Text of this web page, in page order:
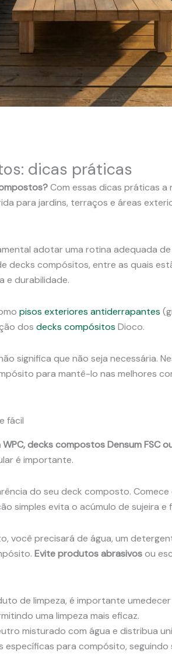
dicas práticas
Com essas dicas práticas a
para jardins, terraços e áreas
adotar uma rotina adequada
decks compósitos, entre as quais
e durabilidade.
pisos exteriores antiderrapantes
dos decks compósitos Dioco.
significa que não seja necessária.
para mantê-lo nas melhores
fácil
decks compostos Densum FSC
é importante.
do seu deck composto.
simples evita o acúmulo de sujeira e
você precisará de água, um
Evite produtos abrasivosou
de limpeza, é importante
uma limpeza mais eficaz.
misturado com água e distribua
específicas para compósito,